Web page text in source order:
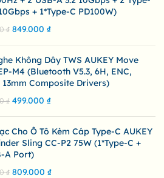
+ 1*Type-C PD100W)
₫ 849.000 ₫
Không Dây TWS AUKEY Move
M4 (Bluetooth V5.3, 6H, ENC,
Composite Drivers)
₫ 499.000 ₫
Cho Ô Tô Kèm Cáp Type-C AUKEY
Sling CC-P2 75W (1*Type-C +
A Port)
₫ 809.000 ₫